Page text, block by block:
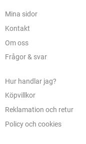
Mina sidor
Kontakt
Om oss
Frågor & svar
Hur handlar jag?
Köpvillkor
Reklamation och retur
Policy och cookies